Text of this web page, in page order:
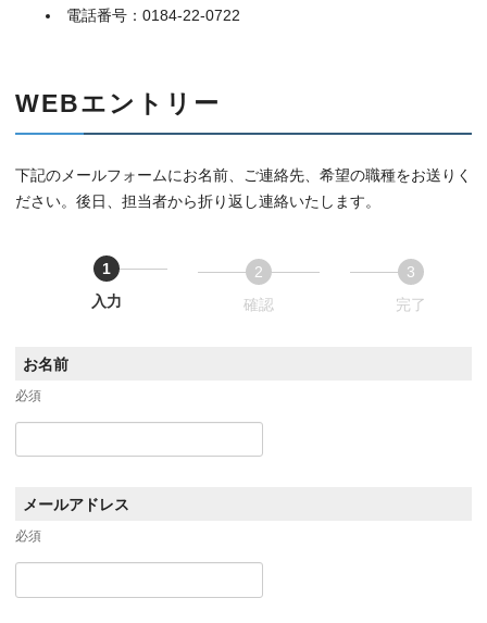
電話番号：0184-22-0722
WEBエントリー
下記のメールフォームにお名前、ご連絡先、希望の職種をお送りく
ださい。後日、担当者から折り返し連絡いたします。
1
入力
2
確認
3
完了
お名前
必須
メールアドレス
必須